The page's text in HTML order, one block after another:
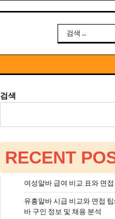
색:
검색
RECENT
여성알바 급여 비교 표와 면
유흥알바 시급 비교와 면접
바 구인 정보 및 채용 분석